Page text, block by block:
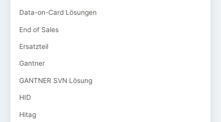
Data-on-Card Lösungen
End of Sales
Ersatzteil
Gantner
GANTNER SVN Lösung
HID
Hitag